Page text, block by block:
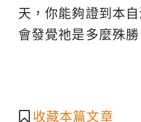
天，你能夠證到本
會發覺祂是多麼殊勝
收藏本篇文章